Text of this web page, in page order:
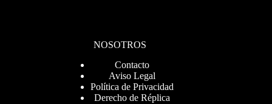
NOSOTROS
Contacto
Aviso Legal
Política de Privacidad
Derecho de Réplica